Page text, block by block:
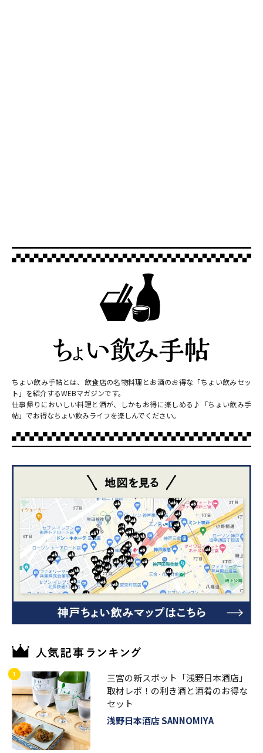
ちょい飲み手帖とは、飲食店の名物料理とお酒のお得な「ちょい飲みセッ
ト」を紹介するWEBマガジンです。
仕事帰りにおいしい料理と酒が、しかもお得に楽しめる♪「ちょい飲み手
帖」でお得なちょい飲みライフを楽しんでください。
三宮の新スポット「浅野日本酒店」
取材レポ！の利き酒と酒肴のお得な
セット
浅野日本酒店 SANNOMIYA